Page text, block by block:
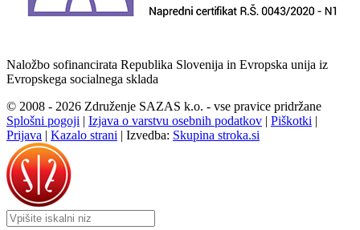
Naložbo sofinancirata Republika Slovenija in Evropska unija iz
Evropskega socialnega sklada
© 2008 - 2026 Združenje SAZAS k.o. - vse pravice pridržane
Splošni pogoji | Izjava o varstvu osebnih podatkov | Piškotki |
Prijava | Kazalo strani | Izvedba: Skupina stroka.si